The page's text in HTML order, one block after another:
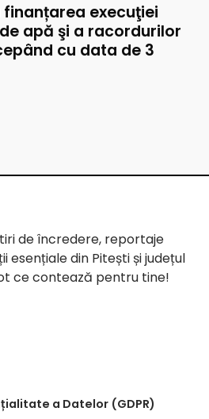
execuţiei
apă şi a racordurilor
cu data de 3
de încredere, reportaje
esențiale din Pitești și județul
ce contează pentru tine!
a Datelor (GDPR)